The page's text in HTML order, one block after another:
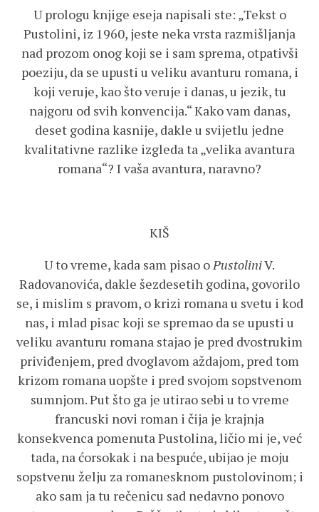
U prologu knjige eseja napisali ste: „Tekst o
Pustolini, iz 1960, jeste neka vrsta razmišljanja
nad prozom onog koji se i sam sprema, otpativši
poeziju, da se upusti u veliku avanturu romana, i
koji veruje, kao što veruje i danas, u jezik, tu
najgoru od svih konvencija.“ Kako vam danas,
deset godina kasnije, dakle u svijetlu jedne
kvalitativne razlike izgleda ta „velika avantura
romana“? I vaša avantura, naravno?
KIŠ
U to vreme, kada sam pisao oPustoliniV.
Radovanovića, dakle šezdesetih godina, govorilo
se, i mislim s pravom, o krizi romana u svetu i kod
nas, i mlad pisac koji se spremao da se upusti u
veliku avanturu romana stajao je pred dvostrukim
priviđenjem, pred dvoglavom aždajom, pred tom
krizom romana uopšte i pred svojom sopstvenom
sumnjom. Put što ga je utirao sebi u to vreme
francuski novi roman i čija je krajnja
konsekvenca pomenuta Pustolina, ličio mi je, već
tada, na ćorsokak i na bespuće, ubijao je moju
sopstvenu želju za romanesknom pustolovinom; i
ako sam ja tu rečenicu sad nedavno ponovo